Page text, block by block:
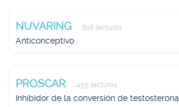
NUVARING 618 lecturas
Anticonceptivo
PROSCAR 455 lecturas
Inhibidor de la conversión de testosterona